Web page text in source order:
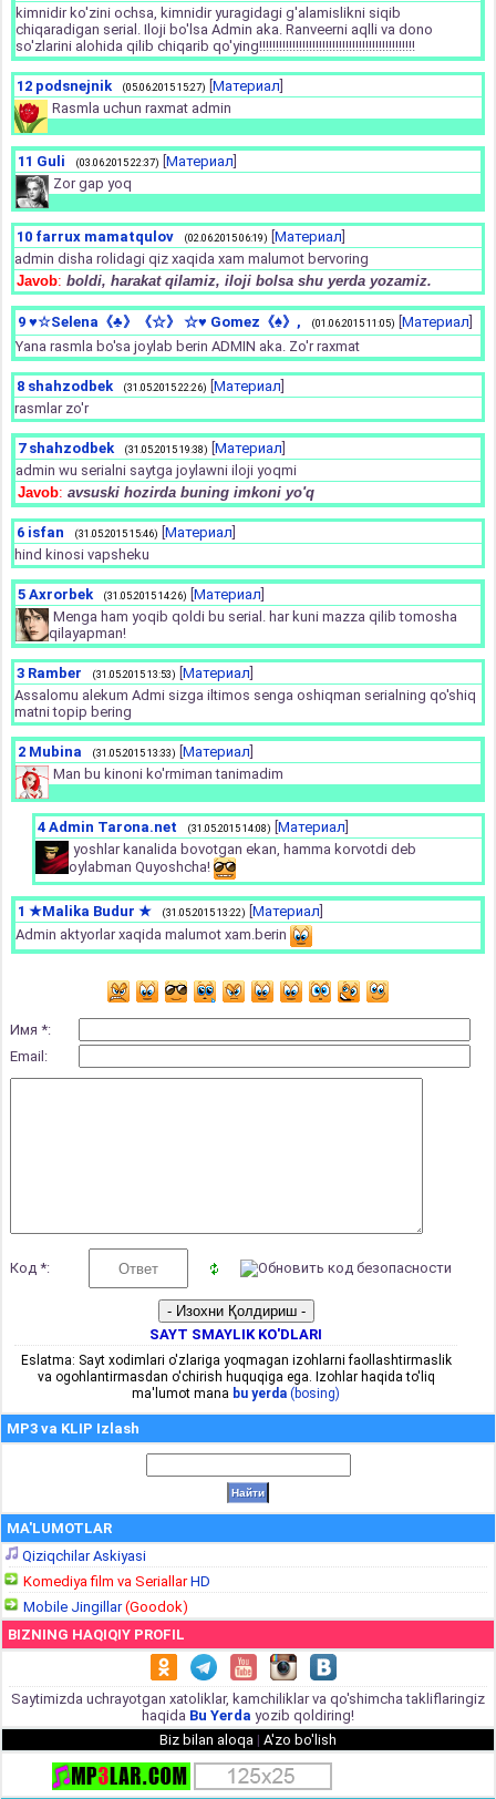
kimnidir ko'zini ochsa, kimnidir yuragidagi g'alamislikni siqib
chiqaradigan serial. Iloji bo'lsa Admin aka. Ranveerni aqlli va dono
so'zlarini alohida qilib chiqarib qo'ying!!!!!!!!!!!!!!!!!!!!!!!!!!!!!!!!!!!!!!!!!!!!!!!
12 podsnejnik (05.06.2015 15:27) Материал
Rasmla uchun raxmat admin
11 Guli (03.06.2015 22:37) Материал
Zor gap yoq
10 farrux mamatqulov (02.06.2015 06:19) Материал
admin disha rolidagi qiz xaqida xam malumot bervoring
Javob: boldi, harakat qilamiz, iloji bolsa shu yerda yozamiz.
9 ♥☆Selena《♣》《☆》 ☆♥ Gomez《♠》, (01.06.2015 11:05) Материал
Yana rasmla bo'sa joylab berin ADMIN aka. Zo'r raxmat
8 shahzodbek (31.05.2015 22:26) Материал
rasmlar zo'r
7 shahzodbek (31.05.2015 19:38) Материал
admin wu serialni saytga joylawni iloji yoqmi
Javob: avsuski hozirda buning imkoni yo'q
6 isfan (31.05.2015 15:46) Материал
hind kinosi vapsheku
5 Axrorbek (31.05.2015 14:26) Материал
Menga ham yoqib qoldi bu serial. har kuni mazza qilib tomosha
qilayapman!
3 Ramber (31.05.2015 13:53) Материал
Assalomu alekum Admi sizga iltimos senga oshiqman serialning qo'shiq
matni topip bering
2 Mubina (31.05.2015 13:33) Материал
Man bu kinoni ko'rmiman tanimadim
4 Admin Tarona.net (31.05.2015 14:08) Материал
yoshlar kanalida bovotgan ekan, hamma korvotdi deb
oylabman Quyoshcha!
1 ★Malika Budur ★ (31.05.2015 13:22) Материал
Admin aktyorlar xaqida malumot xam.berin
Имя *:
Email:
Код *:
SAYT SMAYLIK KO'DLARI
Eslatma: Sayt xodimlari o'zlariga yoqmagan izohlarni faollashtirmaslik
va ogohlantirmasdan o'chirish huquqiga ega. Izohlar haqida to'liq
ma'lumot mana bu yerda (bosing)
MP3 va KLIP Izlash
MA'LUMOTLAR
Qiziqchilar Askiyasi
Komediya film va SeriallarHD
Mobile Jingillar(Goodok)
BIZNING HAQIQIY PROFIL
Saytimizda uchrayotgan xatoliklar, kamchiliklar va qo'shimcha takliflaringiz
haqida Bu Yerda yozib qoldiring!
Biz bilan aloqa | A'zo bo'lish